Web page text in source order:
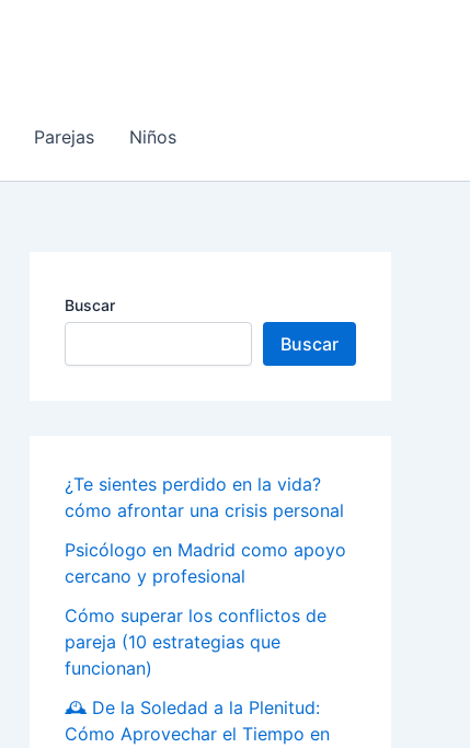
Parejas Niños
Buscar
Buscar
¿Te sientes perdido en la vida?
cómo afrontar una crisis personal
Psicólogo en Madrid como apoyo
cercano y profesional
Cómo superar los conflictos de
pareja (10 estrategias que
funcionan)
🕰️ De la Soledad a la Plenitud:
Cómo Aprovechar el Tiempo en